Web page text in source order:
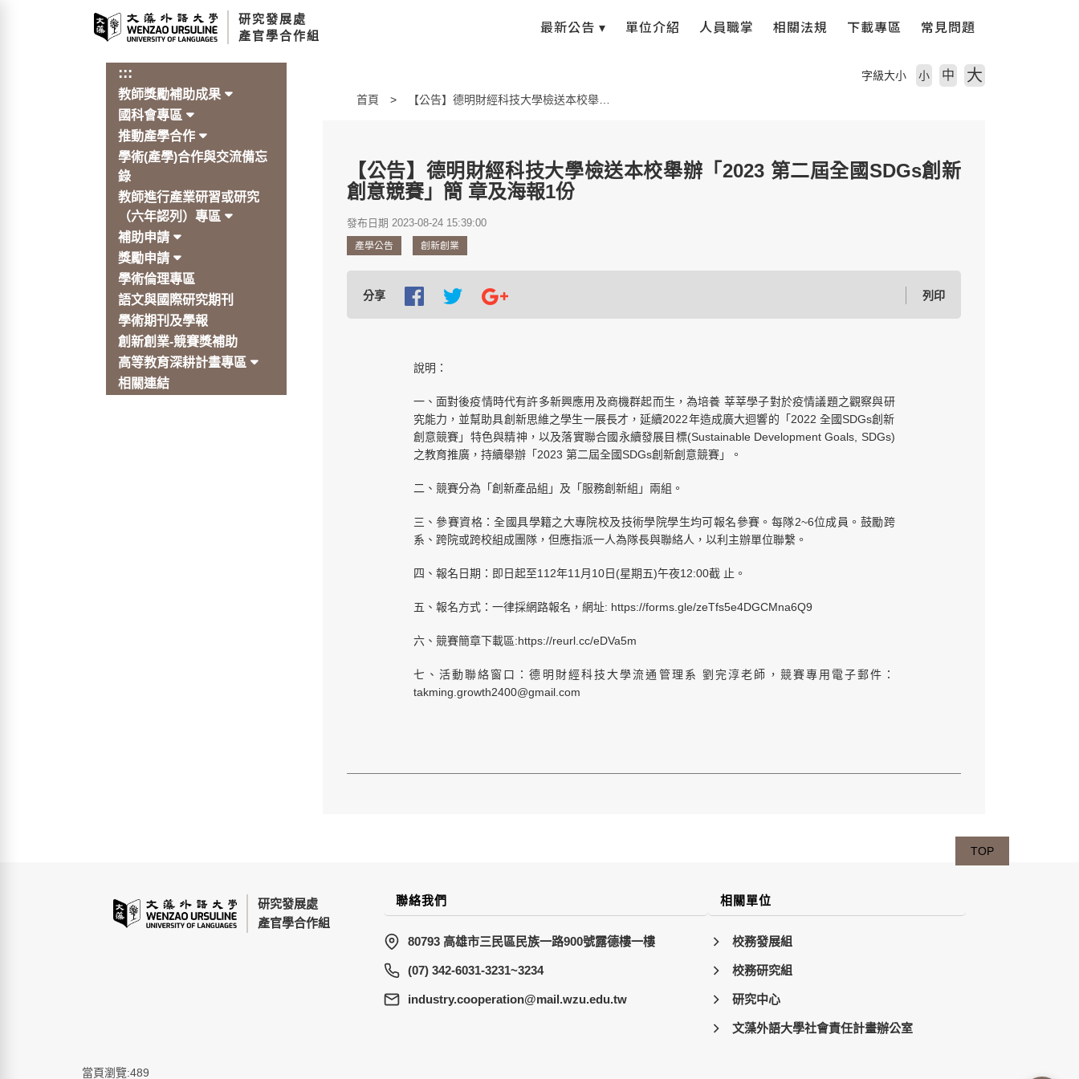
:::
教師獎勵補助成果
國科會專區
推動產學合作
學術(產學)合作與交流備忘
錄
教師進行產業研習或研究
（六年認列）專區
補助申請
獎勵申請
學術倫理專區
語文與國際研究期刊
學術期刊及學報
創新創業-競賽獎補助
高等教育深耕計畫專區
相關連結
首頁
字級大小 小 中 大
【公告】德明財經科技大學檢送本校舉辦「2023 第二屆全國SDGs創新
創意競賽」簡 章及海報1份
發布日期 2023-08-24 15:39:00
產學公告 創新創業
分享 列印
說明：
一、面對後疫情時代有許多新興應用及商機群起而生，為培養 莘莘學子對於疫情議題之觀察與研
究能力，並幫助具創新思維之學生一展長才，延續2022年造成廣大迴響的「2022 全國SDGs創新
創意競賽」特色與精神，以及落實聯合國永續發展目標(Sustainable Development Goals, SDGs)
之教育推廣，持續舉辦「2023 第二屆全國SDGs創新創意競賽」。
二、競賽分為「創新產品組」及「服務創新組」兩組。
三、參賽資格：全國具學籍之大專院校及技術學院學生均可報名參賽。每隊2~6位成員。鼓勵跨
系、跨院或跨校組成團隊，但應指派一人為隊長與聯絡人，以利主辦單位聯繫。
四、報名日期：即日起至112年11月10日(星期五)午夜12:00截 止。
五、報名方式：一律採網路報名，網址: https://forms.gle/zeTfs5e4DGCMna6Q9
六、競賽簡章下載區:https://reurl.cc/eDVa5m
七、活動聯絡窗口：德明財經科技大學流通管理系 劉完淳老師，競賽專用電子郵件：
takming.growth2400@gmail.com
研究發展處
產官學合作組
聯絡我們
80793 高雄市三民區民族一路900號露德樓一樓
(07) 342-6031-3231~3234
wt.ude.uzw.liam@noitarepooc.yrtsudni
相關單位
校務發展組
校務研究組
研究中心
文藻外語大學社會責任計畫辦公室
當頁瀏覽:489
TOP
研究發展處
產官學合作組
最新公告 ▾ 單位介紹 人員職掌 相關法規 下載專區 常見問題